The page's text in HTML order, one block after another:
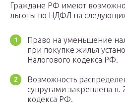
Граждане РФ имеют
льготы по НДФЛ на
Право на уменьшение
при покупке жилья
Налогового кодекса РФ.
Возможность
супругами закреплена п.
кодекса РФ.